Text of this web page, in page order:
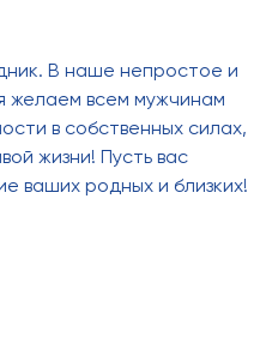
В наше непростое и
желаем всем мужчинам
в собственных силах,
жизни! Пусть вас
ваших родных и близких!